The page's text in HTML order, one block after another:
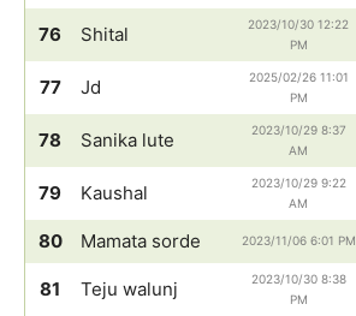
76 Shital
2023/10/30 12:22
PM
77 Jd
2025/02/26 11:01
PM
78 Sanika lute
2023/10/29 8:37
AM
79 Kaushal
2023/10/29 9:22
AM
80 Mamata sorde 2023/11/06 6:01 PM
81 Teju walunj
2023/10/30 8:38
PM